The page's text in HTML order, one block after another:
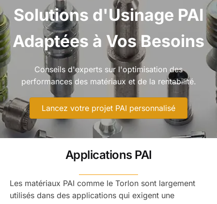
Solutions d'Usinage PAI
Adaptées à Vos Besoins
Conseils d'experts sur l'optimisation des
performances des matériaux et de la rentabilité.
Lancez votre projet PAI personnalisé
Applications PAI
Les matériaux PAI comme le Torlon sont largement
utilisés dans des applications qui exigent une